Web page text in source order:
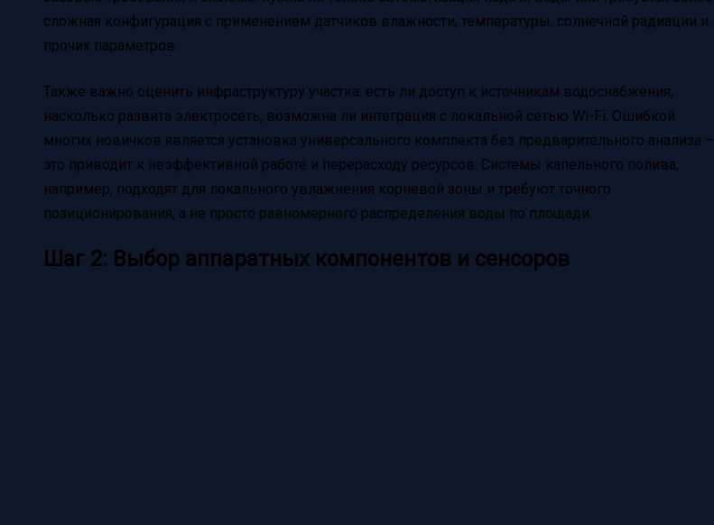
сложная конфигурация с применением датчиков влажности, температуры, солнечной радиации и
прочих параметров.
Также важно оценить инфраструктуру участка: есть ли доступ к источникам водоснабжения,
насколько развита электросеть, возможна ли интеграция с локальной сетью Wi-Fi. Ошибкой
многих новичков является установка универсального комплекта без предварительного анализа –
это приводит к неэффективной работе и перерасходу ресурсов. Системы капельного полива,
например, подходят для локального увлажнения корневой зоны и требуют точного
позиционирования, а не просто равномерного распределения воды по площади.
Шаг 2: Выбор аппаратных компонентов и сенсоров